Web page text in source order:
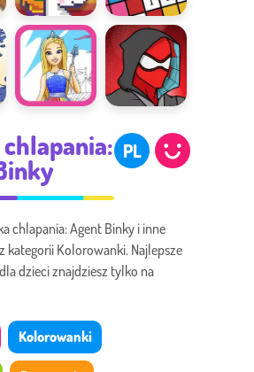
Color Pixel
Art
Color by
Number
Barbie
Spidermana
PL
chlapania: Agent Binky i inne
kategorii Kolorowanki. Najlepsze
dzieci znajdziesz tylko na
Kolorowanki